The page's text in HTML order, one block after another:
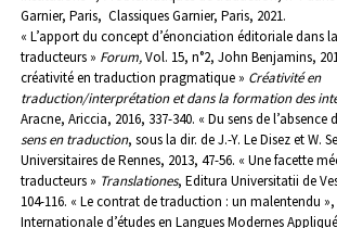
Garnier, Paris, ClassiquesGarnier, Paris, 2021.
« L’apport du concept d’énonciation éditoriale dans
traducteurs » Forum,Vol. 15, n°2, John Benjamins,
créativité en traduction pragmatique » Créativité en
traduction/interprétation et dans la formation des
Aracne, Ariccia, 2016, 337-340. « Du sens de l’absence
sens en traduction, sous la dir. de J.-Y. Le Disez et W.
Universitaires de Rennes, 2013, 47-56. « Une facette
traducteurs » Translationes, Editura Universitatii de
104-116. « Le contrat de traduction : un malentendu »,
Internationale d’études en Langues Modernes